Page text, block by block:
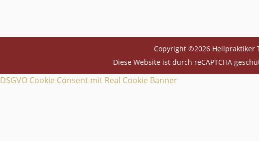
Copyright ©2026 Heilpraktiker
Diese Website ist durch reCAPTCHA
DSGVO Cookie Consent mit Real Cookie Banner